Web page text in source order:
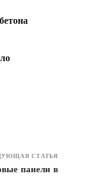
СТАТЬЯ
панели в